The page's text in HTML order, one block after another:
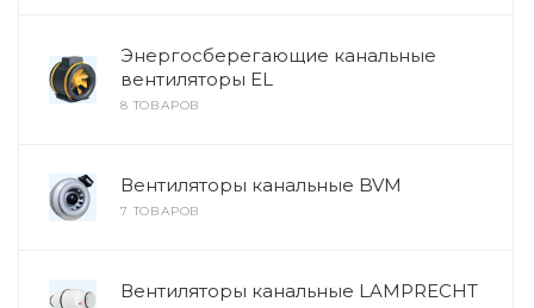
Энергосберегающие канальные
вентиляторы EL
8 ТОВАРОВ
Вентиляторы канальные BVM
7 ТОВАРОВ
Вентиляторы канальные LAMPRECHT